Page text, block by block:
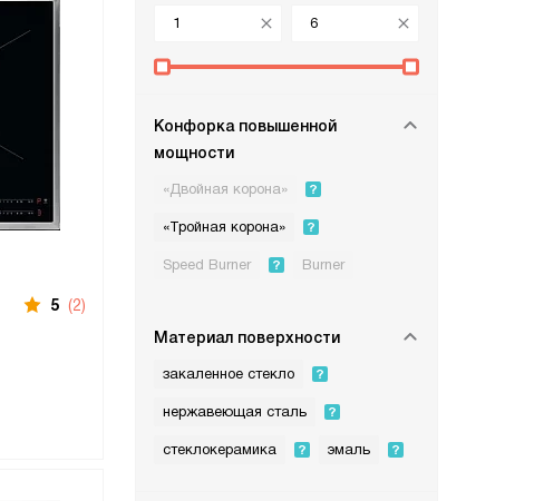
Конфорка повышенной
мощности
«Двойная корона»
«Тройная корона»
Speed Burner Burner
Материал поверхности
закаленное стекло
нержавеющая сталь
стеклокерамика эмаль
5 (2)